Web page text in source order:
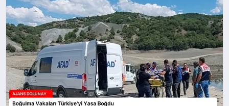
SAĞLIK
SIYASET
SPOR
YAŞAM